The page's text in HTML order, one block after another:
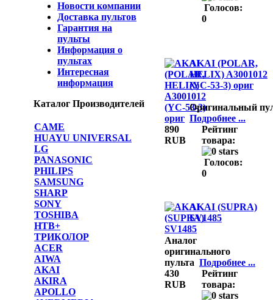
Новости компании
Доставка пультов
Гарантия на
пульты
Информация о
пультах
Интересная
информация
Каталог Производителей
CAME
HUAYU UNIVERSAL
LG
PANASONIC
PHILIPS
SAMSUNG
SHARP
SONY
TOSHIBA
НТВ+
ТРИКОЛОР
ACER
AIWA
AKAI
AKIRA
APOLLO
Голосов:
0
AKAI (POLAR,
HELIX) A3001012
(YC-53-3) ориг
Оригинальный
Подробнее ...
890
RUB
Рейтинг
товара:
Голосов:
0
AKAI (SUPRA)
SV1485
Аналог
оригинального
пульта Подробнее ...
430
RUB
Рейтинг
товара: